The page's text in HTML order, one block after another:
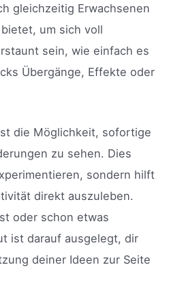
gleichzeitig Erwachsenen
um sich voll
sein, wie einfach es
Übergänge, Effekte oder
die Möglichkeit, sofortige
zu sehen. Dies
sondern hilft
direkt auszuleben.
oder schon etwas
ist darauf ausgelegt, dir
deiner Ideen zur Seite